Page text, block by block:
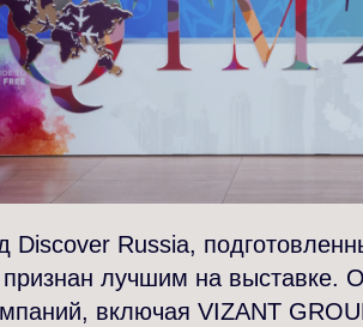
Discover Russia,
лучшим на выставке.
включая VIZANT